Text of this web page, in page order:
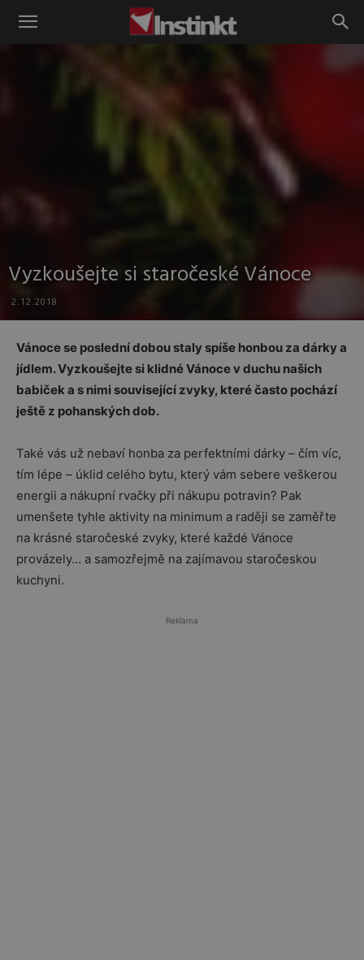
Instinkt
Vyzkoušejte si staročeské Vánoce
2.12.2018
Vánoce se poslední dobou staly spíše honbou za dárky a
jídlem. Vyzkoušejte si klidné Vánoce v duchu našich
babiček a s nimi související zvyky, které často pochází
ještě z pohanských dob.
Také vás už nebaví honba za perfektními dárky – čím víc,
tím lépe – úklid celého bytu, který vám sebere veškerou
energii a nákupní rvačky při nákupu potravin? Pak
umenšete tyhle aktivity na minimum a raději se zaměřte
na krásné staročeské zvyky, které každé Vánoce
provázely… a samozřejmě na zajímavou staročeskou
kuchyni.
Reklama